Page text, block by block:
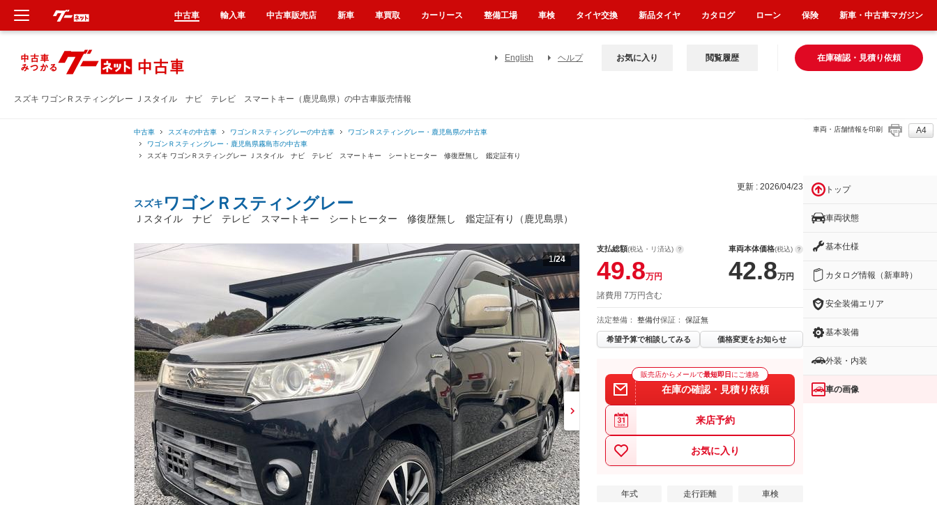
スズキ ワゴンＲスティングレー Ｊスタイル ナビ テレビ スマートキー（鹿児島県）の中古車販売情報
English ヘルプ 在庫確認・見積り依頼
お気に入り 閲覧履歴
中古車 スズキの中古車 ワゴンＲスティングレーの中古車
ワゴンＲスティングレー・鹿児島県の中古車
ワゴンＲスティングレー・鹿児島県霧島市の中古車
スズキ ワゴンＲスティングレー Ｊスタイル ナビ テレビ スマートキー シートヒーター 修復歴無し 鑑定証有り
車両・店舗情報を印刷 A4
更新 : 2026/04/23
スズキ ワゴンＲスティングレー
Ｊスタイル ナビ テレビ スマートキー シートヒーター 修復歴無し 鑑定証有り（鹿児島県）
1/24
支払総額(税込・リ済込)
49.8万円
車両本体価格(税込)
42.8万円
諸費用 7万円含む
法定整備： 整備付保証： 保証無
希望予算で相談してみる 価格変更をお知らせ
販売店からメールで最短即日 にご連絡
在庫の確認・見積り依頼
来店予約
お気に入り
年式 走行距離 車検
トップ
車両状態
基本仕様
カタログ情報（新車時）
安全装備エリア
基本装備
外装・内装
車の画像
中古車 輸入車 中古車販売店 新車 車買取 カーリース 整備工場 車検 タイヤ交換 新品タイヤ カタログ ローン 保険 新車・中古車マガジン
新車
中古車